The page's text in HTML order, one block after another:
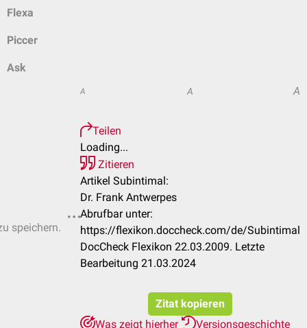
Flexa
Piccer
Ask
speichern.
A A A
Teilen
Loading...
Zitieren
Artikel Subintimal:
Dr. Frank Antwerpes
Abrufbar unter:
https://flexikon.doccheck.com/de/Subintimal
DocCheck Flexikon 22.03.2009. Letzte
Bearbeitung 21.03.2024
Zitat kopieren
Was zeigt hierher
Versionsgeschichte